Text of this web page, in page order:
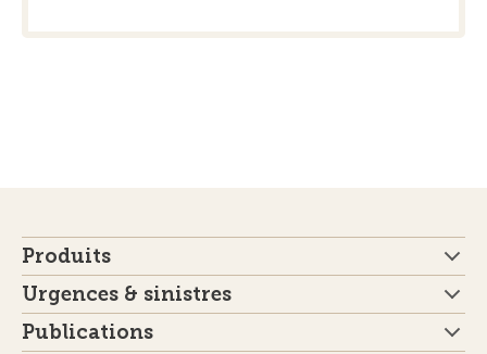
Produits
Urgences & sinistres
Publications